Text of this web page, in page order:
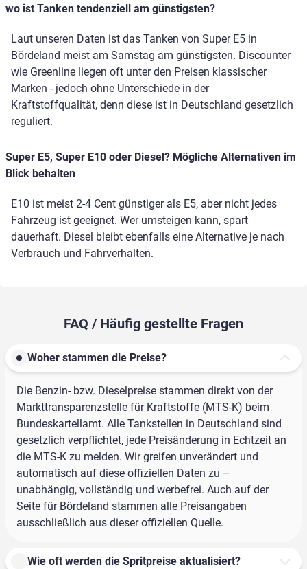
wo ist Tanken tendenziell am günstigsten?
Laut unseren Daten ist das Tanken von Super E5 in
Bördeland meist am Samstag am günstigsten. Discounter
wie Greenline liegen oft unter den Preisen klassischer
Marken - jedoch ohne Unterschiede in der
Kraftstoffqualität, denn diese ist in Deutschland gesetzlich
reguliert.
Super E5, Super E10 oder Diesel? Mögliche Alternativen im
Blick behalten
E10 ist meist 2-4 Cent günstiger als E5, aber nicht jedes
Fahrzeug ist geeignet. Wer umsteigen kann, spart
dauerhaft. Diesel bleibt ebenfalls eine Alternative je nach
Verbrauch und Fahrverhalten.
FAQ / Häufig gestellte Fragen
Woher stammen die Preise?
Die Benzin- bzw. Dieselpreise stammen direkt von der
Markttransparenzstelle für Kraftstoffe (MTS-K) beim
Bundeskartellamt. Alle Tankstellen in Deutschland sind
gesetzlich verpflichtet, jede Preisänderung in Echtzeit an
die MTS-K zu melden. Wir greifen unverändert und
automatisch auf diese offiziellen Daten zu –
unabhängig, vollständig und werbefrei. Auch auf der
Seite für Bördeland stammen alle Preisangaben
ausschließlich aus dieser offiziellen Quelle.
Wie oft werden die Spritpreise aktualisiert?